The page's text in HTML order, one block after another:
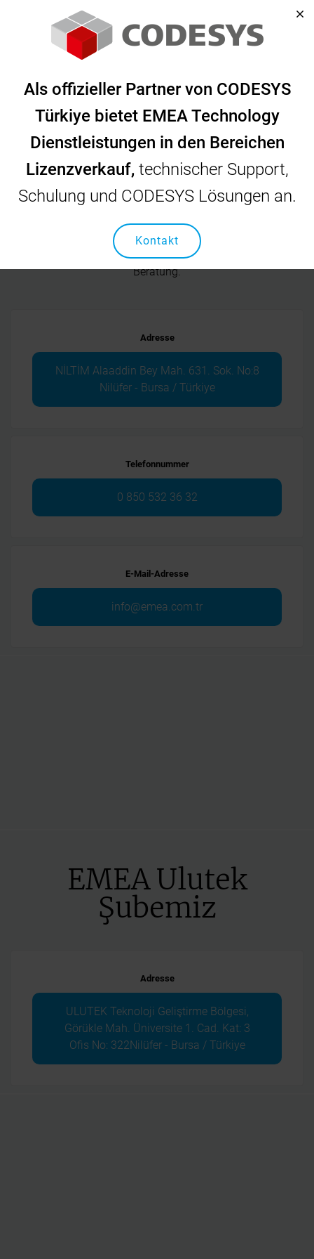
Kontakt
Hauptsitz
Bitte kontaktieren Sie uns für Fragen, Unterstützung oder
Beratung.
Adresse
NİLTİM Alaaddin Bey Mah. 631. Sok. No:8
Nilüfer - Bursa / Türkiye
Telefonnummer
0 850 532 36 32
E-Mail-Adresse
info@emea.com.tr
EMEA Ulutek
Şubemiz
Adresse
ULUTEK Teknoloji Geliştirme Bölgesi,
Görükle Mah. Üniversite 1. Cad. Kat: 3
Ofis No: 322Nilüfer - Bursa / Türkiye
Als offizieller Partner von CODESYS
Türkiye bietet EMEA Technology
Dienstleistungen in den Bereichen
Lizenzverkauf, technischer Support,
Schulung und CODESYS Lösungen an.
Kontakt